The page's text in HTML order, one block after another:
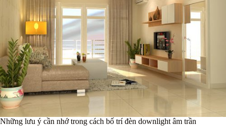
Những lưu ý cần nhớ trong cách bố trí đèn downlight âm trần